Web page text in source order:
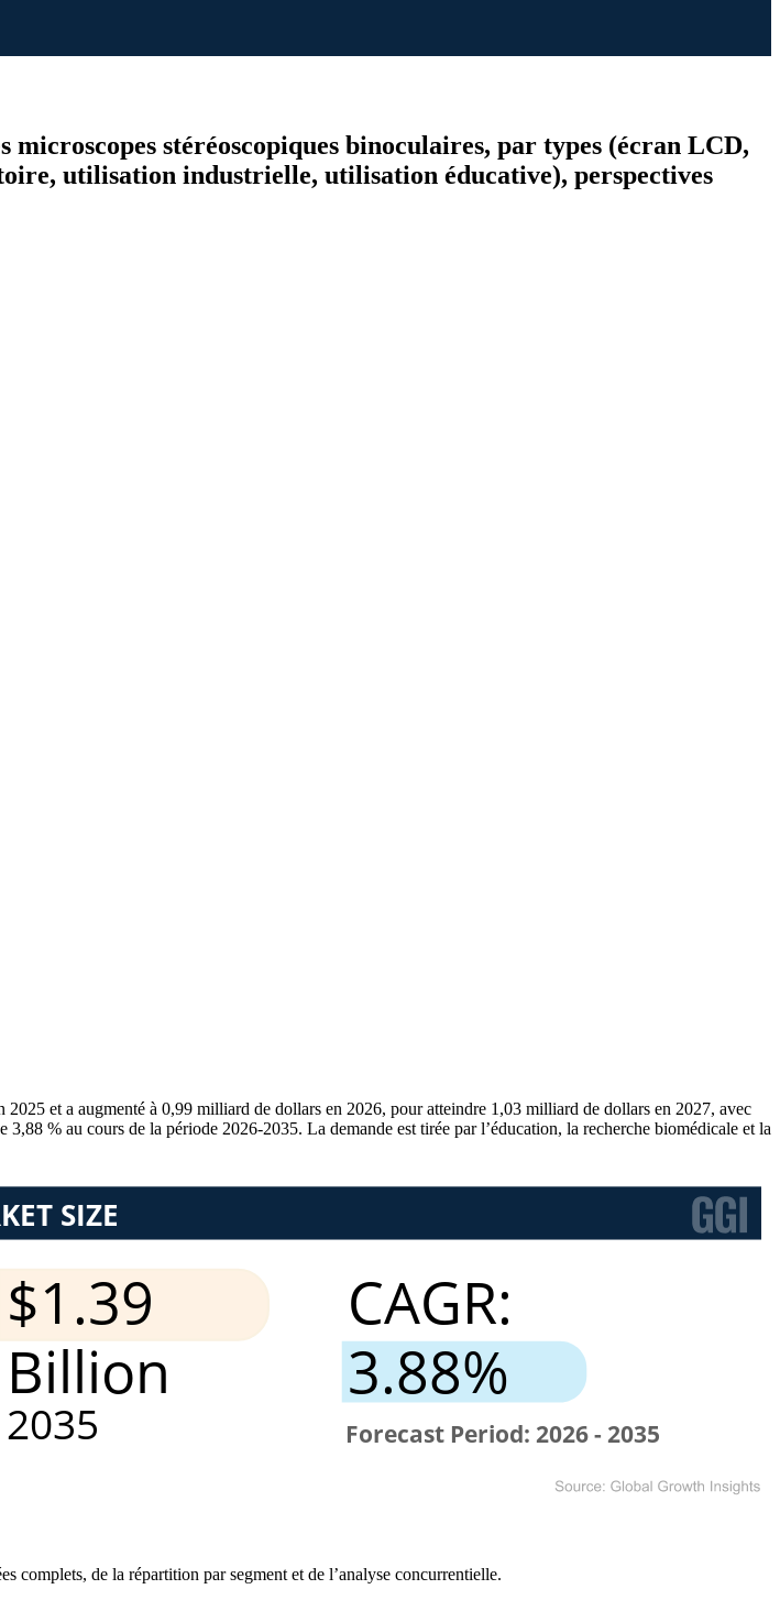
stéréoscopiques binoculaires, par types (écran LCD,
utilisation industrielle, utilisation éducative), perspectives
et a augmenté à 0,99 milliard de dollars en 2026, pour atteindre 1,03 milliard de dollars en 2027, avec
% au cours de la période 2026-2035. La demande est tirée par l’éducation, la recherche biomédicale et la
complets, de la répartition par segment et de l’analyse concurrentielle.